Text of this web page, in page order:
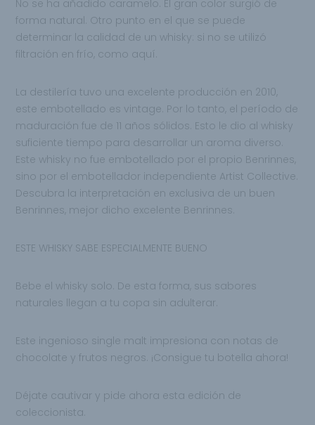
No se ha añadido caramelo. El gran color surgió de
forma natural. Otro punto en el que se puede
determinar la calidad de un whisky: si no se utilizó
filtración en frío, como aquí.
La destilería tuvo una excelente producción en 2010,
este embotellado es vintage. Por lo tanto, el período de
maduración fue de 11 años sólidos. Esto le dio al whisky
suficiente tiempo para desarrollar un aroma diverso.
Este whisky no fue embotellado por el propio Benrinnes,
sino por el embotellador independiente Artist Collective.
Descubra la interpretación en exclusiva de un buen
Benrinnes, mejor dicho excelente Benrinnes.
ESTE WHISKY SABE ESPECIALMENTE BUENO
Bebe el whisky solo. De esta forma, sus sabores
naturales llegan a tu copa sin adulterar.
Este ingenioso single malt impresiona con notas de
chocolate y frutos negros. ¡Consigue tu botella ahora!
Déjate cautivar y pide ahora esta edición de
coleccionista.